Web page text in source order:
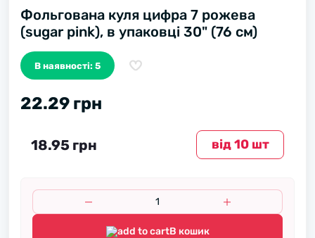
Фольгована куля цифра 7 рожева
(sugar pink), в упаковці 30" (76 см)
В наявності: 5
22.29 грн
вiд 10 шт
18.95 грн
В кошик